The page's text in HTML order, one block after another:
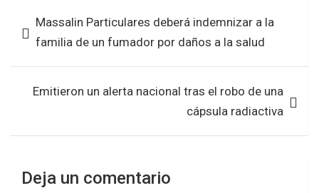
e
o
o
t
e
r
a
t
p
a
r
de Massalin Particulares deberá indemnizar a la
familia de un fumador por daños a la salud
Emitieron un alerta nacional tras el robo de una
cápsula radiactiva
Deja un comentario